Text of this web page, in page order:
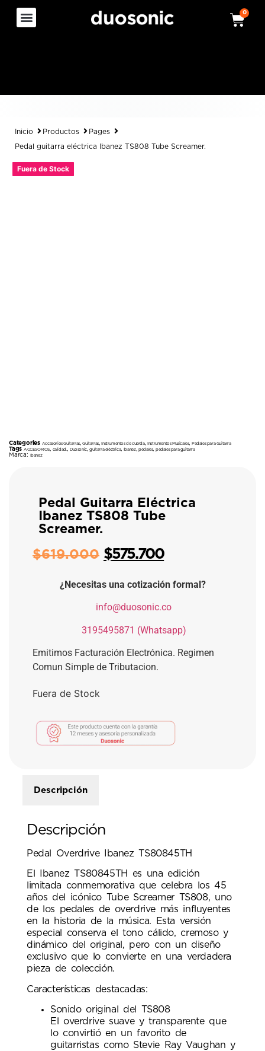
0
Inicio Productos Pages
Pedal guitarra eléctrica Ibanez TS808 Tube Screamer.
Fuera de Stock
Categories Accesorios Guitarras,Guitarras,Instrumentos de cuerda,Instrumentos Musicales,Pedales para Guitarra
Tags ACCESORIOS calidad. ,Duosonic,guitarra eléctrica, Ibanez,pedales, pedales para guitarra
Marca: Ibanez
Pedal Guitarra Eléctrica
Ibanez TS808 Tube
Screamer.
$619.000 $575.700
¿Necesitas una cotización formal?
info@duosonic.co
3195495871 (Whatsapp)
Emitimos Facturación Electrónica. Regimen
Comun Simple de Tributacion.
Fuera de Stock
Descripción
Descripción
Pedal Overdrive Ibanez TS80845TH
El Ibanez TS80845TH es una edición
limitada conmemorativa que celebra los 45
años del icónico Tube Screamer TS808, uno
de los pedales de overdrive más influyentes
en la historia de la música. Esta versión
especial conserva el tono cálido, cremoso y
dinámico del original, pero con un diseño
exclusivo que lo convierte en una verdadera
pieza de colección.
Características destacadas:
Sonido original del TS808
El overdrive suave y transparente que
lo convirtió en un favorito de
guitarristas como Stevie Ray Vaughan y